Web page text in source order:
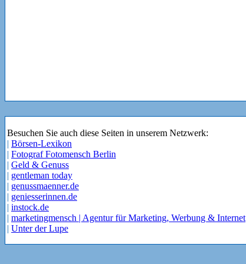
Besuchen Sie auch diese Seiten in unserem Netzwerk:
| Börsen-Lexikon
| Fotograf Fotomensch Berlin
| Geld & Genuss
| gentleman today
| genussmaenner.de
| geniesserinnen.de
| instock.de
| marketingmensch | Agentur für Marketing, Werbung & Internet
| Unter der Lupe